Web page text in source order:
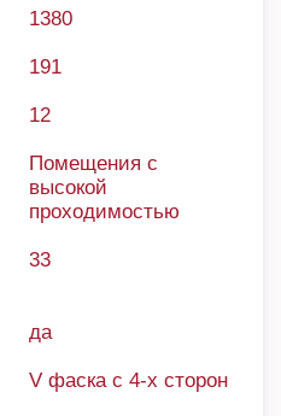
1380
191
12
Помещения с
высокой
проходимостью
33
да
V фаска с 4-х сторон